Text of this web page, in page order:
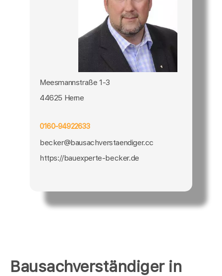
Bausachverständiger in
Meesmannstraße 1-3
44625 Herne
0160-94922633
becker@bausachverstaendiger.cc
https://bauexperte-becker.de